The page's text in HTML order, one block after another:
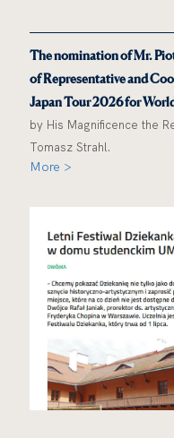
The nomination of Mr.
of Representative and
Japan Tour 2026 for
by His Magnificence the
Tomasz Strahl.
More >